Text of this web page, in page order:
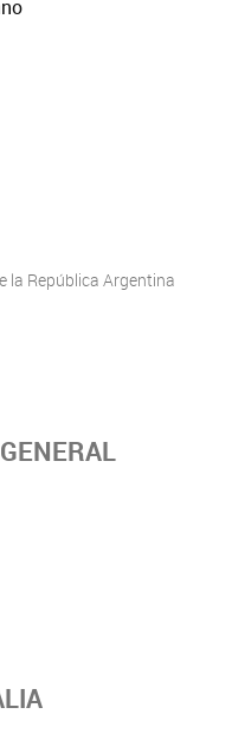
la República Argentina